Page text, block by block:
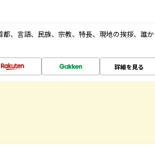
、言語、民族、宗教、特長、現地の挨拶、誰か
詳細を見る